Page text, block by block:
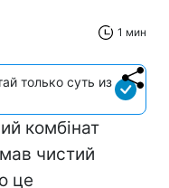
1 мин
только суть из
комбінат
чистий
це